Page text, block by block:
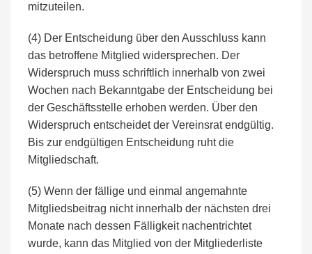
mitzuteilen.
(4) Der Entscheidung über den Ausschluss kann
das betroffene Mitglied widersprechen. Der
Widerspruch muss schriftlich innerhalb von zwei
Wochen nach Bekanntgabe der Entscheidung bei
der Geschäftsstelle erhoben werden. Über den
Widerspruch entscheidet der Vereinsrat endgültig.
Bis zur endgültigen Entscheidung ruht die
Mitgliedschaft.
(5) Wenn der fällige und einmal angemahnte
Mitgliedsbeitrag nicht innerhalb der nächsten drei
Monate nach dessen Fälligkeit nachentrichtet
wurde, kann das Mitglied von der Mitgliederliste